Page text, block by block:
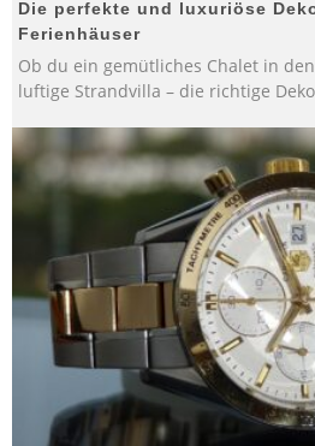
Die perfekte und luxuriöse
Ferienhäuser
Ob du ein gemütliches Chalet in
luftige Strandvilla – die richtige